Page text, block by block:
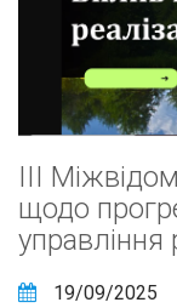
ІІІ
щодо
19/09/2025